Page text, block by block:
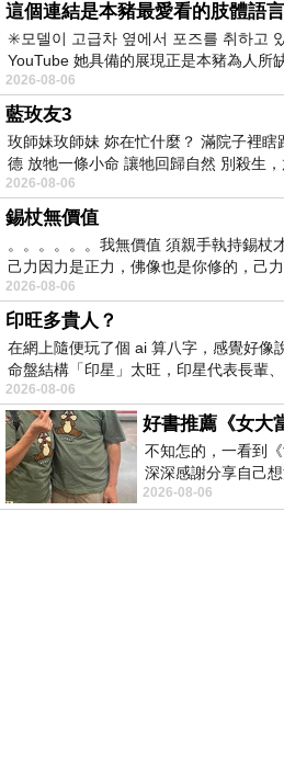
這個連結是本豬最愛看的肢體語言
✳️모델이 고급차 옆에서 포즈를 취하고
YouTube 她具備的展現正是本豬為人所
2026-08-06
藍玫友3
玫師妹玫師妹 妳在忙什麼？ 滿院子裡瞎
德 放牠一條小命 讓牠回歸自然 別殺生
2026-08-06
錫杖無價值
。。。。。。我無價值 須親手執持錫杖
己力因力是正力，佛像也是你修的，己
2026-08-06
印旺多貴人？
在網上隨便玩了個 ai 算八字，感覺好
命盤結構「印星」太旺，印星代表長輩
2026-08-06
不知怎的，一看到
深深感謝分享自己
不同樣貌的家庭！
2026-08-06